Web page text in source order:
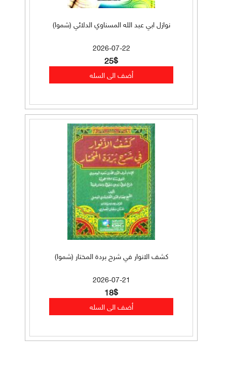
نوازل ابي عبد الله المسناوي الدلائي (شموا)
2026-07-22
25$
كشف الانوار في شرح بردة المختار (شموا)
2026-07-21
18$